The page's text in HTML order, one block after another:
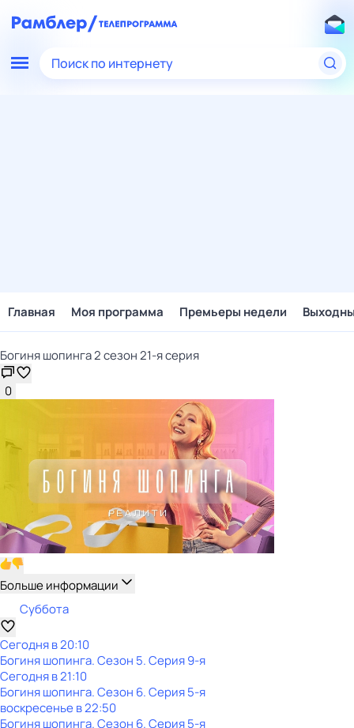
Поиск по интернету
Главная Моя программа Премьеры недели
Богиня шопинга 2 сезон 21-я серия
0
Больше информации
Суббота
Сегодня в 20:10
Богиня шопинга. Сезон 5. Серия 9-я
Сегодня в 21:10
Богиня шопинга. Сезон 6. Серия 5-я
воскресенье в22:50
Богиня шопинга. Сезон 6. Серия 5-я